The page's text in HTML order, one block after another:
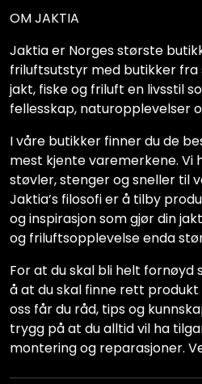
OM JAKTIA
Jaktia er Norges største
friluftsutstyr med butikker fra
jakt, fiske og friluft en livsstil
fellesskap, naturopplevelser
I våre butikker finner du de
mest kjente varemerkene.
støvler, stenger og sneller til
Jaktia’s filosofi er å tilby
og inspirasjon som gjør din
og friluftsopplevelse enda
For at du skal bli helt fornøyd
å at du skal finne rett produkt
oss får du råd, tips og
trygg på at du alltid vil ha
montering og reparasjoner.